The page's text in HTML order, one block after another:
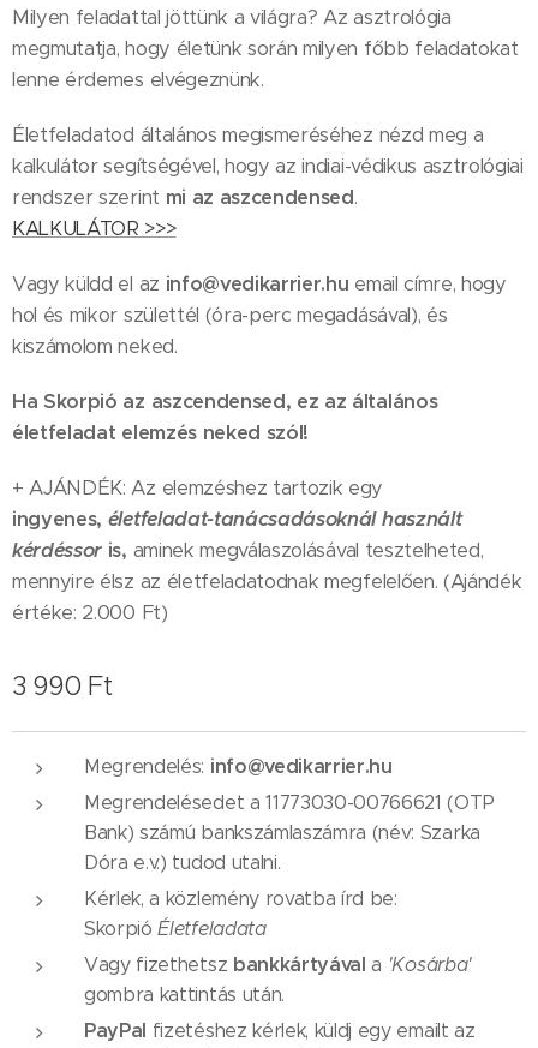
Milyen feladattal jöttünk a világra? Az asztrológia
megmutatja, hogy életünk során milyen főbb feladatokat
lenne érdemes elvégeznünk.
Életfeladatod általános megismeréséhez nézd meg a
kalkulátor segítségével, hogy az indiai-védikus asztrológiai
rendszer szerint mi az aszcendensed.
KALKULÁTOR >>>
Vagy küldd el az info@vedikarrier.hu email címre, hogy
hol és mikor születtél (óra-perc megadásával), és
kiszámolom neked.
Ha Skorpió az aszcendensed, ez az általános
életfeladat elemzés neked szól!
+ AJÁNDÉK: Az elemzéshez tartozik egy
ingyenes, életfeladat-tanácsadásoknál használt
kérdéssor is, aminek megválaszolásával tesztelheted,
mennyire élsz az életfeladatodnak megfelelően. (Ajándék
értéke: 2.000 Ft)
3 990 Ft
Megrendelés: info@vedikarrier.hu
Megrendelésedet a 11773030-00766621 (OTP
Bank) számú bankszámlaszámra (név: Szarka
Dóra e.v.) tudod utalni.
Kérlek, a közlemény rovatba írd be:
Skorpió Életfeladata
Vagy fizethetsz bankkártyával a 'Kosárba'
gombra kattintás után.
PayPal fizetéshez kérlek, küldj egy emailt az